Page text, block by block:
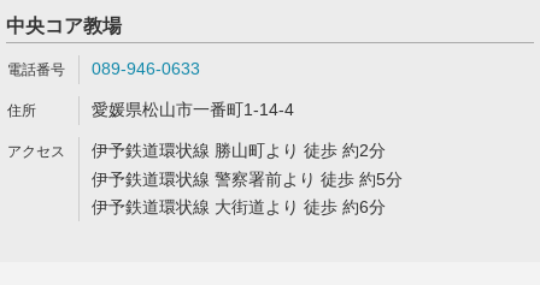
中央コア教場
089-946-0633
愛媛県松山市一番町1-14-4
伊予鉄道環状線 勝山町より 徒歩 約2分
伊予鉄道環状線 警察署前より 徒歩 約5分
伊予鉄道環状線 大街道より 徒歩 約6分